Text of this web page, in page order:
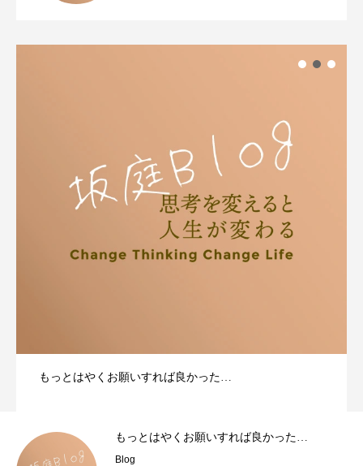
もっとはやくお願いすれば良かった…
もっとはやくお願いすれば良かった…
Blog